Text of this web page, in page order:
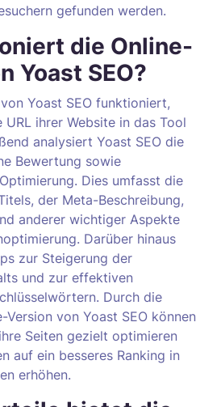
gefunden werden.
die Online-
Yoast SEO?
Yoast SEO funktioniert,
URL ihrer Website in das Tool
analysiert Yoast SEO die
Bewertung sowie
Dies umfasst die
der Meta-Beschreibung,
anderer wichtiger Aspekte
Darüber hinaus
zur Steigerung der
und zur effektiven
Durch die
Version von Yoast SEO können
Seiten gezielt optimieren
auf ein besseres Ranking in
erhöhen.